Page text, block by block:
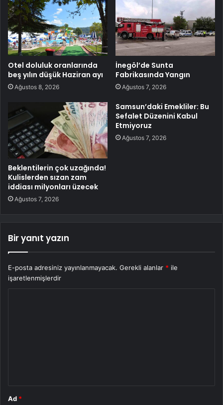
Otel doluluk oranlarında
beş yılın düşük Haziran ayı
Ağustos 8, 2026
İnegöl’de Sunta
Fabrikasında Yangın
Ağustos 7, 2026
Beklentilerin çok uzağında!
Kulislerden sızan zam
iddiası milyonları üzecek
Ağustos 7, 2026
Samsun’daki Emekliler: Bu
Sefalet Düzenini Kabul
Etmiyoruz
Ağustos 7, 2026
Bir yanıt yazın
E-posta adresiniz yayınlanmayacak. Gerekli alanlar * ile
işaretlenmişlerdir
Ad *